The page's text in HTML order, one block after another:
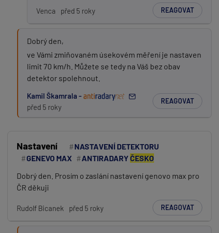
Venca před 5 roky REAGOVAT
Dobrý den,
ve Vámi zmiňovaném úsekovém měření je nastaven
limit 70 km/h. Můžete se tedy na Váš bez obav
detektor spolehnout.
Kamil Škamrala -
před 5 roky
REAGOVAT
Nastavení
NASTAVENÍ DETEKTORU
GENEVO MAX
ANTIRADARYČESKO
Dobrý den. Prosím o zaslání nastavení genovo max pro
ČR děkuji
Rudolf Bicanek před 5 roky REAGOVAT